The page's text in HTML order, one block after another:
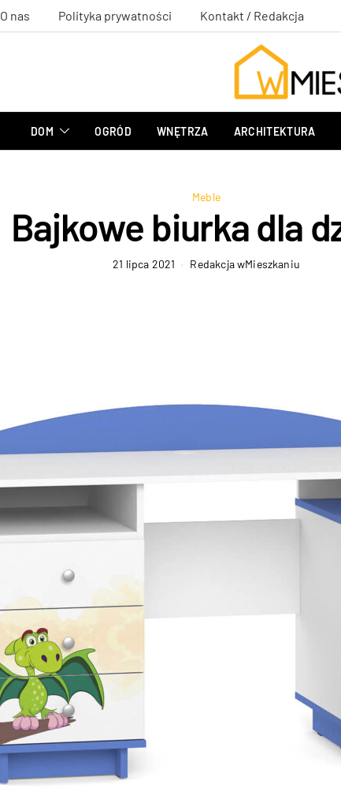
O nas Polityka prywatności Kontakt / Redakcja
DOM OGRÓD WNĘTRZA ARCHITEKTURA
Meble
Bajkowe biurka dla
21 lipca 2021 Redakcja wMieszkaniu